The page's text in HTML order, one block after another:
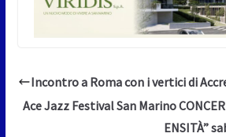
Incontro a Roma con i vertici di
Ace Jazz Festival San Marino
ENSITÀ”